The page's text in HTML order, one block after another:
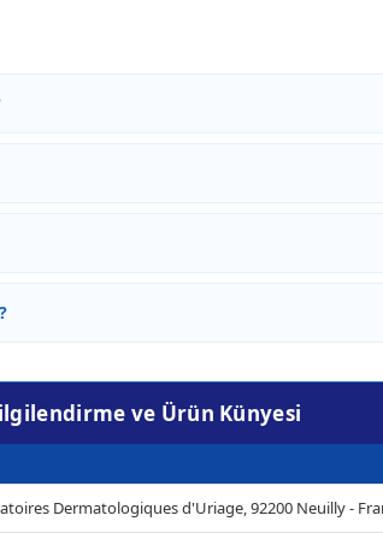
ve Ürün Künyesi
Dermatologiques d'Uriage, 92200 Neuilly -